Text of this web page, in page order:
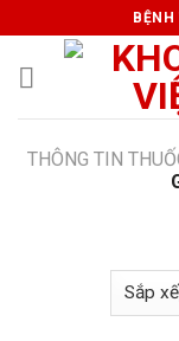
to
content
THÔNG TIN